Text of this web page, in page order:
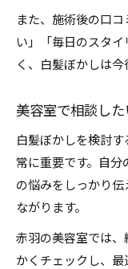
また、施術後の口
い」「毎日のスタ
く、白髪ぼかしは今
美容室で相談し
白髪ぼかしを検討
常に重要です。自
の悩みをしっかり
ながります。
赤羽の美容室では
かくチェックし、